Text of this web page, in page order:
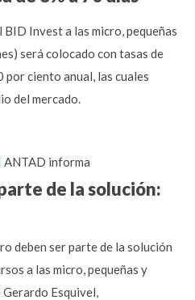
Invest a las micro, pequeñas
será colocado con tasas de
por ciento anual, las cuales
del mercado.
ANTAD informa
de la solución:
deben ser parte de la solución
a las micro, pequeñas y
Esquivel,